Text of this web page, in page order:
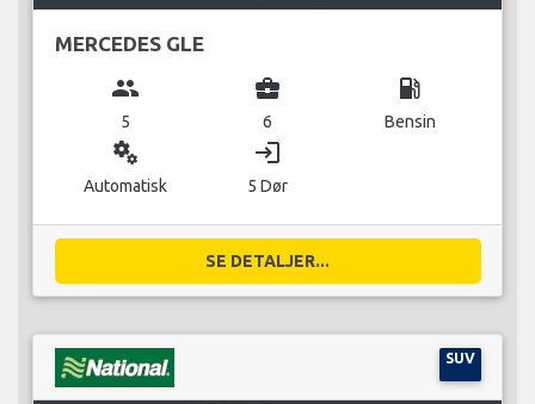
MERCEDES GLE
group
5
business_center
6
local_gas_station
Bensin
miscellaneous_services
Automatisk
login
5 Dør
SE DETALJER...
SUV